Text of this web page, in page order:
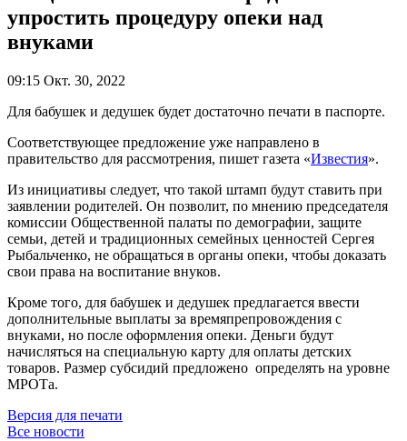
упростить процедуру опеки над
внуками
09:15 Окт. 30, 2022
Для бабушек и дедушек будет достаточно печати в паспорте.
Соответствующее предложение уже направлено в
правительство для рассмотрения, пишет газета «Известия».
Из инициативы следует, что такой штамп будут ставить при
заявлении родителей. Он позволит, по мнению председателя
комиссии Общественной палаты по демографии, защите
семьи, детей и традиционных семейных ценностей Сергея
Рыбальченко, не обращаться в органы опеки, чтобы доказать
свои права на воспитание внуков.
Кроме того, для бабушек и дедушек предлагается ввести
дополнительные выплаты за времяпрепровождения с
внуками, но после оформления опеки. Деньги будут
начисляться на специальную карту для оплаты детских
товаров. Размер субсидий предложено определять на уровне
МРОТа.
Версия для печати
Все новости